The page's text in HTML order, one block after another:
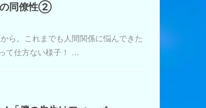
の同僚性②
ら。これまでも人間関係に悩んできた
て仕方ない様子！ ...